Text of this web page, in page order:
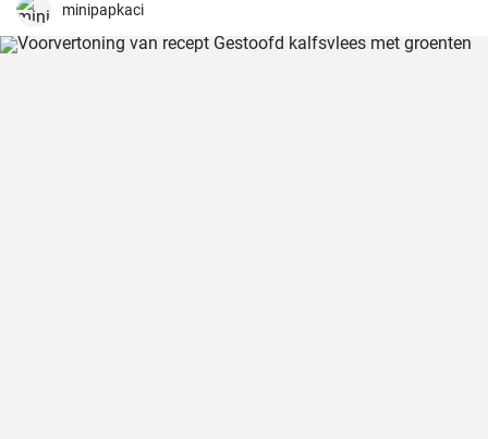
minipapkaci